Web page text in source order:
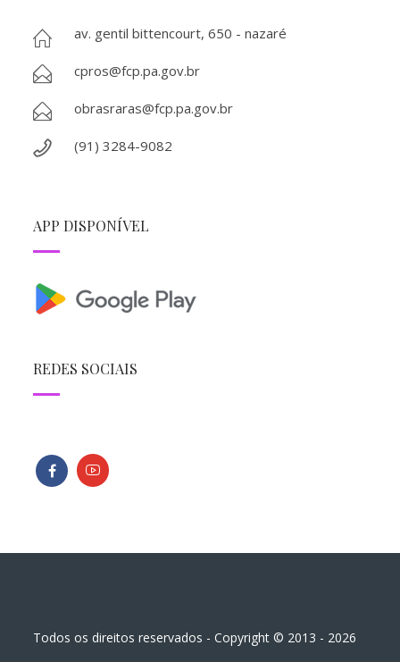
av. gentil bittencourt, 650 - nazaré
cpros@fcp.pa.gov.br
obrasraras@fcp.pa.gov.br
(91) 3284-9082
APP DISPONÍVEL
REDES SOCIAIS
Todos os direitos reservados - Copyright © 2013 - 2026